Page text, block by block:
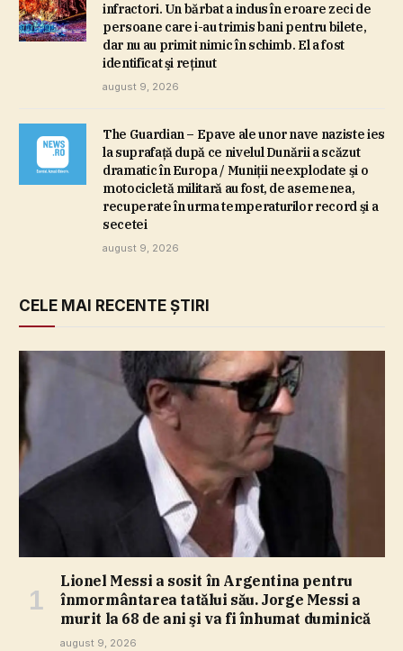
infractori. Un bărbat a indus în eroare zeci de
persoane care i-au trimis bani pentru bilete,
dar nu au primit nimic în schimb. El a fost
identificat şi reţinut
august 9, 2026
The Guardian – Epave ale unor nave naziste ies
la suprafaţă după ce nivelul Dunării a scăzut
dramatic în Europa / Muniţii neexplodate şi o
motocicletă militară au fost, de asemenea,
recuperate în urma temperaturilor record şi a
secetei
august 9, 2026
CELE MAI RECENTE ȘTIRI
Lionel Messi a sosit în Argentina pentru
înmormântarea tatălui său. Jorge Messi a
murit la 68 de ani şi va fi înhumat duminică
august 9, 2026